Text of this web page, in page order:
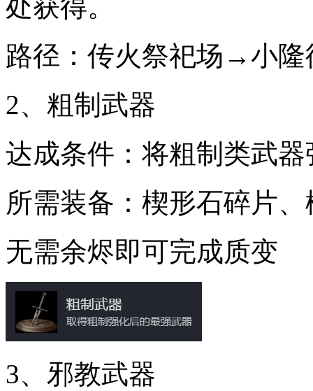
处获得。
路径：传火祭祀场→小隆
2、粗制武器
达成条件：将粗制类武
所需装备：楔形石碎片
无需余烬即可完成质变
3、邪教武器